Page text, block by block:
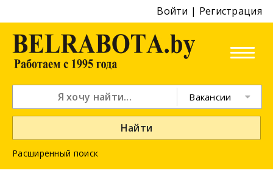
Войти | Регистрация
Вакансии
Найти
Расширенный поиск